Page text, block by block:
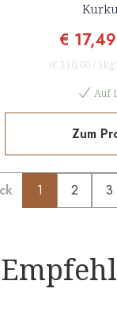
€ 17,49
(€ 116,60 / 1kg)
Auf
Zum
1 2 3